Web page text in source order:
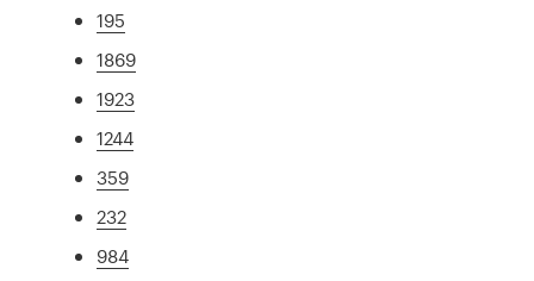
195
1869
1923
1244
359
232
984